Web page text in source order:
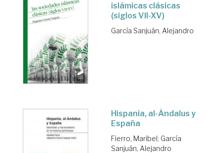
islámicas clásicas
(siglos VII-XV)
García Sanjuán, Alejandro
Hispania, al-Ándalus y
España
Fierro, Maribel; García
Sanjuán, Alejandro